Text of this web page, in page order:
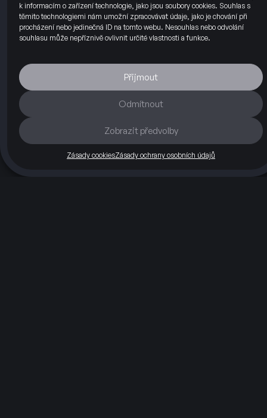
k informacím o zařízení technologie, jako jsou soubory cookies. Souhlas s
těmito technologiemi nám umožní zpracovávat údaje, jako je chování při
procházení nebo jedinečná ID na tomto webu. Nesouhlas nebo odvolání
souhlasu může nepříznivě ovlivnit určité vlastnosti a funkce.
Přijmout
Odmítnout
Zobrazit předvolby
Zásady cookiesZásady ochrany osobních údajů
Okruh
+420 703 112 260
info@hefty74.cz
Hefty74 s.r.o.
110 00 Praha